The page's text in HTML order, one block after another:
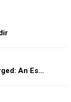
An Es…